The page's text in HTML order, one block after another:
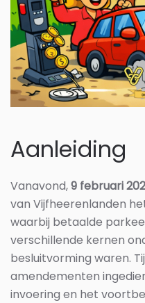
Aanleiding
Vanavond,9 februari
van Vijfheerenlanden
waarbij betaalde
verschillende kernen
besluitvorming waren.
amendementen
invoering en het